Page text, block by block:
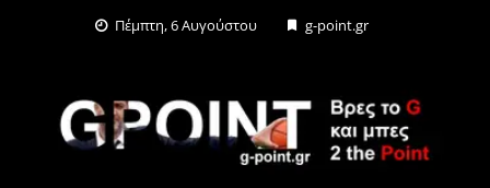
Πέμπτη, 6 Αυγούστου g-point.gr
G-POINT.GR